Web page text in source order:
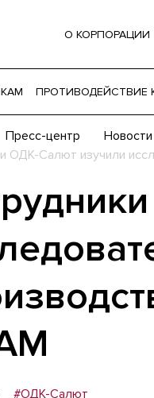
О КОРПОРАЦИИ
ПРОТИВОДЕЙСТВИЕ
Пресс-центр
ОДК-Салют изучили
#ОДК-Салют